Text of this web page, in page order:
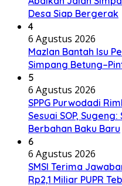
Desa Siap Bergerak
4
6 Agustus 2026
Mazlan Bantah Isu
Simpang
5
6 Agustus 2026
SPPG Purwodadi
Sesuai SOP,
Berbahan Baku Baru
6
6 Agustus 2026
SMSI Terima
Rp2,1 Miliar PUPR